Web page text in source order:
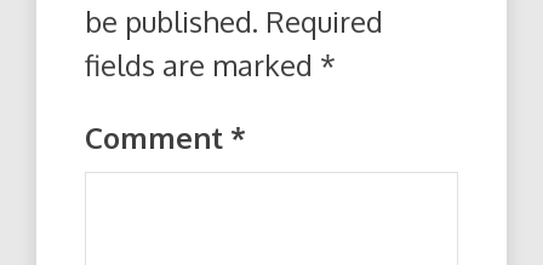
be published. Required
fields are marked *
Comment *